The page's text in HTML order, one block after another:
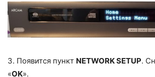
3. Появится пункт NETWORK SETUP.
«OK».